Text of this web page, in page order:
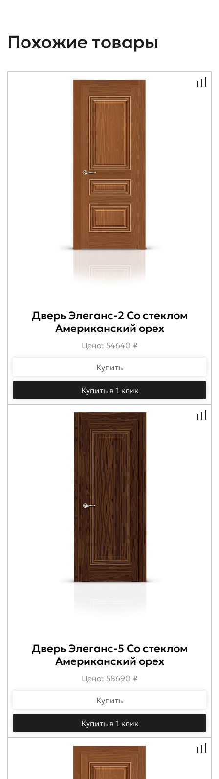
Похожие товары
Дверь Элеганс-2 Со стеклом
Американский орех
Цена: 54640 ₽
Купить
Купить в 1 клик
Дверь Элеганс-5 Со стеклом
Американский орех
Цена: 58690 ₽
Купить
Купить в 1 клик